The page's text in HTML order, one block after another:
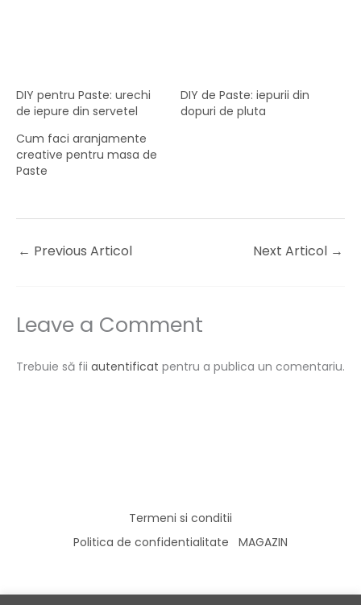
DIY pentru Paste: urechi
de iepure din servetel
DIY de Paste: iepurii din
dopuri de pluta
Cum faci aranjamente
creative pentru masa de
Paste
← Previous Articol Next Articol →
Leave a Comment
Trebuie să fii autentificat pentru a publica un comentariu.
Termeni si conditii
Politica de confidentialitate
MAGAZIN